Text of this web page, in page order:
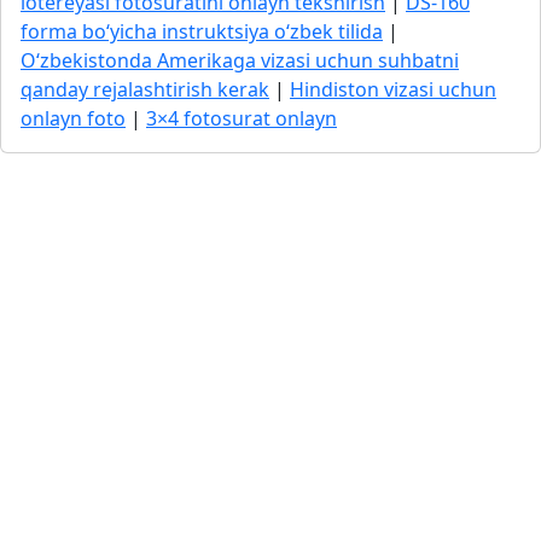
forma bo‘yicha instruktsiya o‘zbek tilida |
O‘zbekistonda Amerikaga vizasi uchun suhbatni
qanday rejalashtirish kerak | Hindiston vizasi uchun
onlayn foto | 3×4 fotosurat onlayn